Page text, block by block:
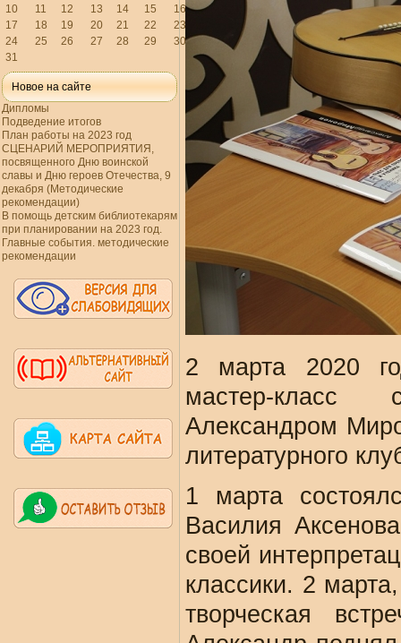
10
11 12 13 14 15
16
17
18 19 20 21 22
23
24
25 26 27 28 29
30
31
Новое на сайте
Дипломы
Подведение итогов
План работы на 2023 год
СЦЕНАРИЙ МЕРОПРИЯТИЯ,
посвященного Дню воинской
славы и Дню героев Отечества, 9
декабря (Методические
рекомендации)
В помощь детским библиотекарям
при планировании на 2023 год.
Главные события. методические
рекомендации
2 марта 2020
мастер-класс
Александром
литературного
1 марта
Василия
своей
классики. 2
творческая